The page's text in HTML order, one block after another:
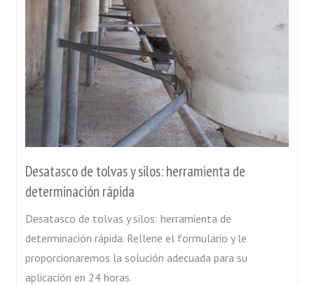
Desatasco de tolvas y silos: herramienta de
determinación rápida
Desatasco de tolvas y silos: herramienta de
determinación rápida. Rellene el formulario y le
proporcionaremos la solución adecuada para su
aplicación en 24 horas.